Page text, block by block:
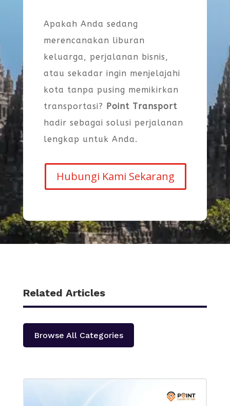
Apakah Anda sedang
merencanakan liburan
keluarga, perjalanan bisnis,
atau sekadar ingin menjelajahi
kota tanpa pusing memikirkan
transportasi? Point Transport
hadir sebagai solusi perjalanan
lengkap untuk Anda.
Hubungi Kami Sekarang
Related Articles
Browse All Categories